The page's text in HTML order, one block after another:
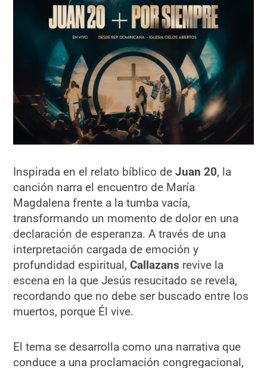
Inspirada en el relato bíblico deJuan 20, la
canción narra el encuentro de María
Magdalena frente a la tumba vacía,
transformando un momento de dolor en una
declaración de esperanza. A través de una
interpretación cargada de emoción y
profundidad espiritual,Callazans revive la
escena en la que Jesús resucitado se revela,
recordando que no debe ser buscado entre los
muertos, porque Él vive.
El tema se desarrolla como una narrativa que
conduce a una proclamación congregacional,